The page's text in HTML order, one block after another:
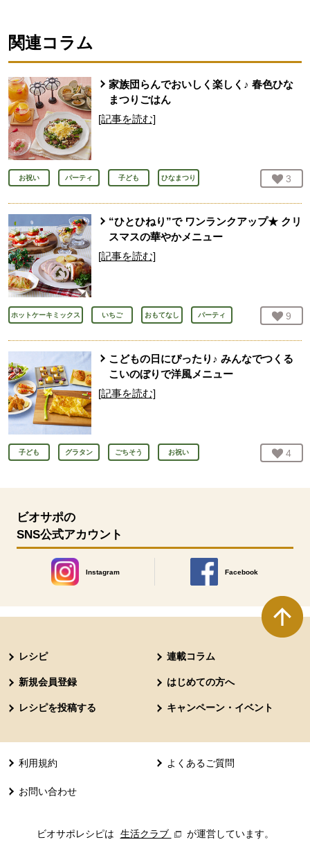
関連コラム
家族団らんでおいしく楽しく♪ 春色ひな
まつりごはん
[記事を読む]
お祝い パーティ 子ども ひなまつり お気
3
“ひとひねり”で ワンランクアップ★ クリ
スマスの華やかメニュー
[記事を読む]
ホットケーキミックス いちご おもてなし パーティ お気
9
こどもの日にぴったり♪ みんなでつくる
こいのぼりで洋風メニュー
[記事を読む]
子ども グラタン ごちそう お祝い お気
4
ビオサポの
SNS公式アカウント
Instagram
別のウィンドウで開きます。
Facebook
別のウィンドウで開きます
レシピ 連載コラム
新規会員登録 はじめての方へ
レシピを投稿する キャンペーン・イベント
利用規約 よくあるご質問
お問い合わせ
ビオサポレシピは 生活クラブ 別のウィンドウで開きます。
が運営しています。